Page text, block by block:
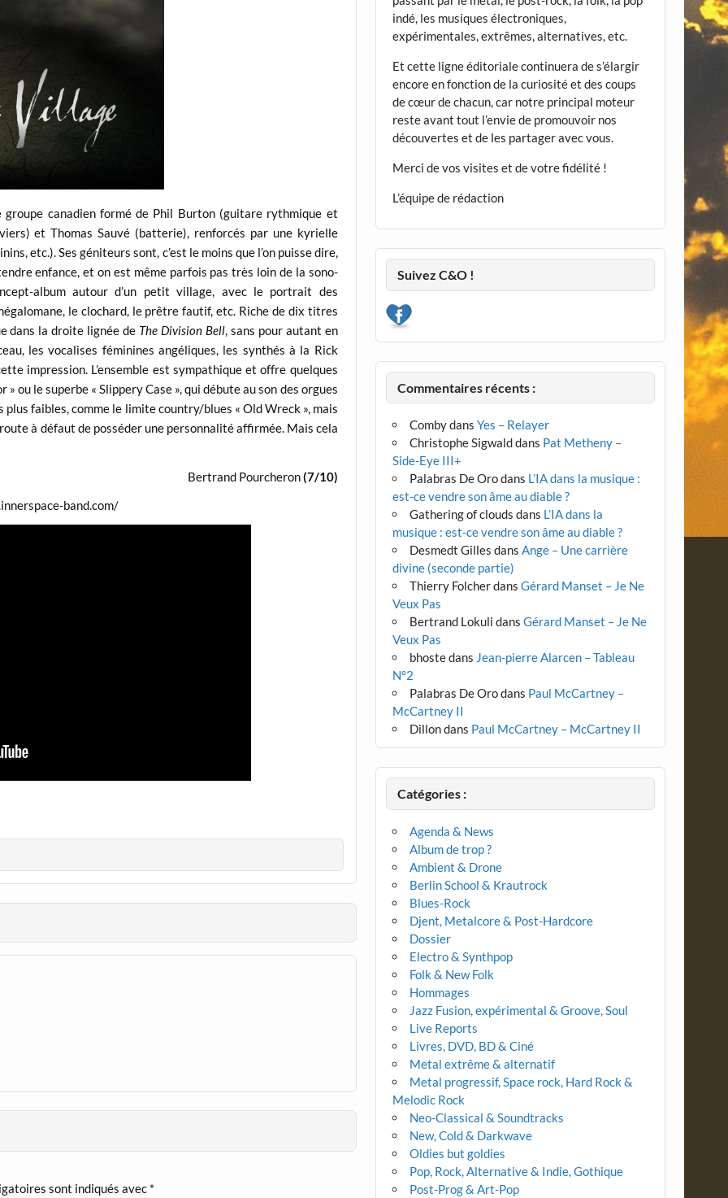
canadien formé de Phil Burton (guitare rythmique et
et Thomas Sauvé (batterie), renforcés par une kyrielle
etc.). Ses géniteurs sont, c’est le moins que l’on puisse dire,
enfance, et on est même parfois pas très loin de la sono-
album autour d’un petit village, avec le portrait des
le clochard, le prêtre fautif, etc. Riche de dix titres
dans la droite lignée de The Division Bell, sans pour autant en
les vocalises féminines angéliques, les synthés à la Rick
impression. L’ensemble est sympathique et offre quelques
ou le superbe « Slippery Case », qui débute au son des orgues
faibles, comme le limite country/blues « Old Wreck », mais
à défaut de posséder une personnalité affirmée. Mais cela
Bertrand Pourcheron(7/10)
band.com/
sont indiqués avec *
indé, les musiques électroniques,
expérimentales, extrêmes, alternatives, etc.
Et cette ligne éditoriale continuera de s’élargir
encore en fonction de la curiosité et des coups
de cœur de chacun, car notre principal moteur
reste avant tout l’envie de promouvoir nos
découvertes et de les partager avec vous.
Merci de vos visites et de votre fidélité !
L’équipe de rédaction
Suivez C&O !
Commentaires récents :
CombydansYes – Relayer
Christophe Sigwalddans Pat Metheny –
Side-Eye III+
Palabras De Orodans L’IA dans la musique :
est-ce vendre son âme au diable ?
Gathering of clouds dans L’IA dans la
musique : est-ce vendre son âme au diable ?
Desmedt Gilles dansAnge – Une carrière
divine (seconde partie)
Thierry FolcherdansGérard Manset – Je Ne
Veux Pas
Bertrand Lokuli dansGérard Manset – Je Ne
Veux Pas
bhostedans Jean-pierre Alarcen – Tableau
N°2
Palabras De Orodans Paul McCartney –
McCartney II
Dillondans Paul McCartney – McCartney II
Catégories :
Agenda & News
Album de trop ?
Ambient & Drone
Berlin School & Krautrock
Blues-Rock
Djent, Metalcore & Post-Hardcore
Dossier
Electro & Synthpop
Folk & New Folk
Hommages
Jazz Fusion, expérimental & Groove, Soul
Live Reports
Livres, DVD, BD & Ciné
Metal extrême & alternatif
Metal progressif, Space rock, Hard Rock &
Melodic Rock
Neo-Classical & Soundtracks
New, Cold & Darkwave
Oldies but goldies
Pop, Rock, Alternative & Indie, Gothique
Post-Prog & Art-Pop